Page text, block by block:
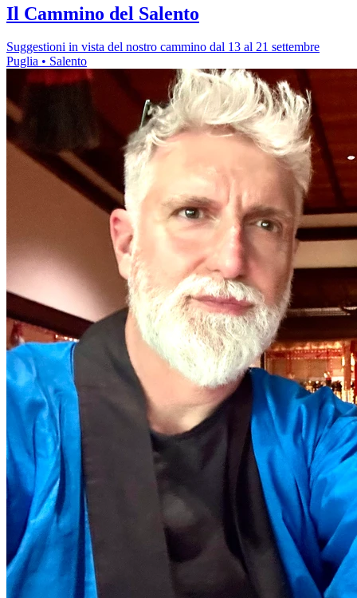
Il Cammino del Salento
Suggestioni in vista del nostro cammino dal 13 al 21 settembre
Puglia • Salento